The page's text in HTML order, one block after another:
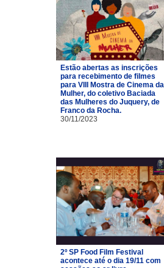
Estão abertas as inscrições
para recebimento de filmes
para VIII Mostra de Cinema da
Mulher, do coletivo Baciada
das Mulheres do Juquery, de
Franco da Rocha.
30/11/2023
2º SP Food Film Festival
acontece até o dia 19/11 com